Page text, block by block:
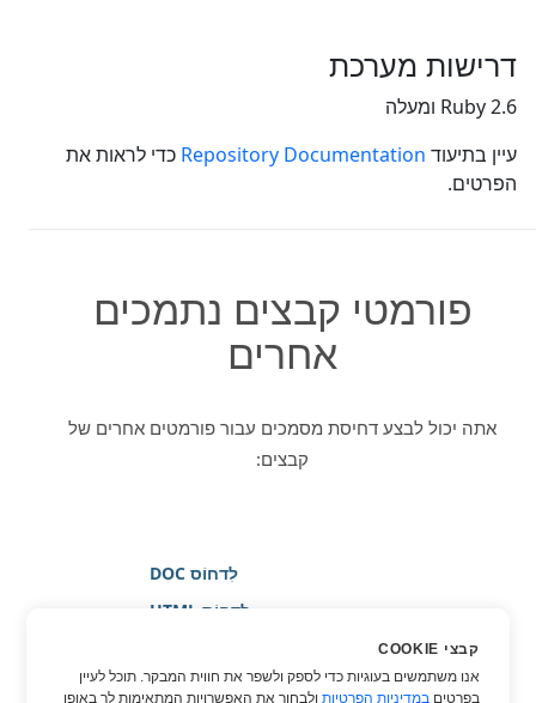
דרישות מערכת
Ruby 2.6 ומעלה
עיין בתיעוד Repository Documentation כדי לראות את
הפרטים.
פורמטי קבצים נתמכים
אחרים
אתה יכול לבצע דחיסת מסמכים עבור פורמטים אחרים של
קבצים:
לִדחוֹס DOC
לִדחוֹס HTML
לִדחוֹס PDF
קבצי COOKIE
אנו משתמשים בעוגיות כדי לספק ולשפר את חווית המבקר. תוכל לעיין
בפרטיםבמדיניות הפרטיות ולבחור את האפשרויות המתאימות לך באופן